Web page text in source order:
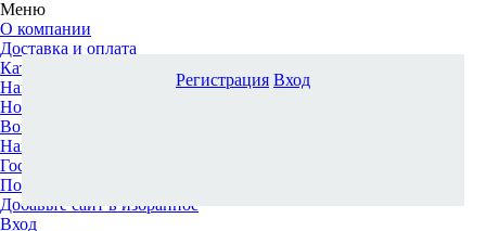
Меню
О компании
Доставка и оплата
Каталог
Наши офисы
Новости и новинки
Вопрос-ответ
Наша команда
Гос. заказчикам
Поставщикам
Добавьте сайт в избранное
Вход
Регистрация Вход